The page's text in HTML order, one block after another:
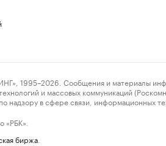
Сообщения и материалы
и массовых коммуникаций
надзору в сфере связи, информационных
«РБК».
биржа